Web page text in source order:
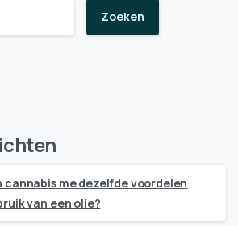
Zoeken
cannabis me dezelfde voordelen
van een olie?